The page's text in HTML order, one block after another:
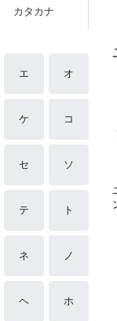
カタカナ
エ オ
ケ コ
セ ソ
テ ト
ネ ノ
ヘ ホ